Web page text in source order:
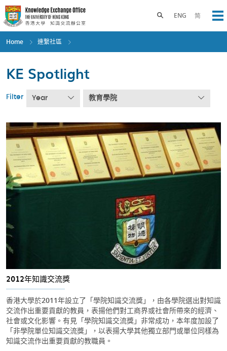
Skip
to
main
content
ENG 简
Toggle search panel
Home 連繫社區
KE Spotlight
Filter Year 教育學院
2012年知識交流獎
香港大學於2011年設立了「學院知識交流獎」，由各學院選出對知識
交流作出重要貢獻的教員，表揚他們對工商界或社會所帶來的經濟、
社會或文化影響。有見「學院知識交流獎」非常成功，本年度加設了
「非學院單位知識交流獎」，以表揚大學其他獨立部門或單位同樣為
知識交流作出重要貢獻的教職員。